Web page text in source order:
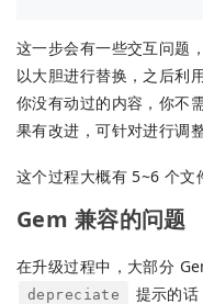
这一步会有一些交互问题
以大胆进行替换，之后利
你没有动过的内容，你不
果有改进，可针对进行调整
这个过程大概有 5~6 个文
Gem 兼容的问题
在升级过程中，大部分
depreciate
提示的